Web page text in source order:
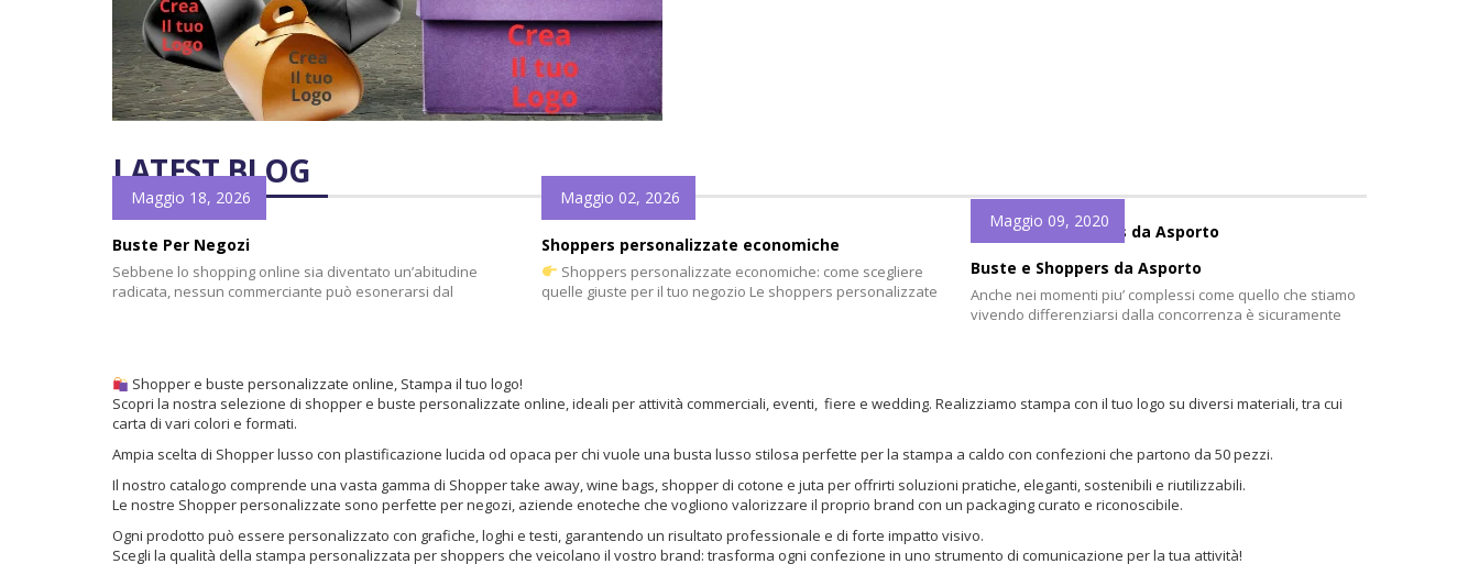
LATEST BLOG
Maggio 18, 2026
Buste Per Negozi
Sebbene lo shopping online sia diventato un’abitudine
radicata, nessun commerciante può esonerarsi dal
attività: un piccolo regalo in una […]
Maggio 02, 2026
Shoppers personalizzate economiche
Shoppers personalizzate economiche: come scegliere
quelle giuste per il tuo negozio Le shoppers personalizzate
personalizzate Una shopper non […]
Maggio 09, 2020
Buste e Shoppers da Asporto
Anche nei momenti piu’ complessi come quello che stiamo
vivendo differenziarsi dalla concorrenza è sicuramente
maggior ragione oggi questo discorso e importantissimo
per la Buste e Shoppers […]
Shopper e buste personalizzate online, Stampa il tuo logo!
Scopri la nostra selezione di shopper e buste personalizzate online, ideali per attività commerciali, eventi, fiere e wedding. Realizziamo stampa con il tuo logo su diversi materiali, tra cui
carta di vari colori e formati.
Ampia scelta di Shopper lusso con plastificazione lucida od opaca per chi vuole una busta lusso stilosa perfette per la stampa a caldo con confezioni che partono da 50 pezzi.
Il nostro catalogo comprende una vasta gamma di Shopper take away, wine bags, shopper di cotone e juta per offrirti soluzioni pratiche, eleganti, sostenibili e riutilizzabili.
Le nostre Shopper personalizzate sono perfette per negozi, aziende enoteche che vogliono valorizzare il proprio brand con un packaging curato e riconoscibile.
Ogni prodotto può essere personalizzato con grafiche, loghi e testi, garantendo un risultato professionale e di forte impatto visivo.
Scegli la qualità della stampa personalizzata per shoppers che veicolano il vostro brand: trasforma ogni confezione in uno strumento di comunicazione per la tua attività!